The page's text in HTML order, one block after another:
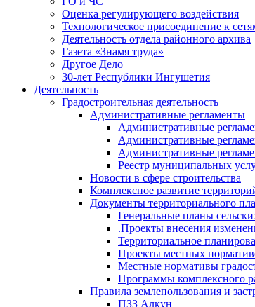
Оценка регулирующего воздействия
Технологическое присоединение к
Деятельность отдела районного архива
Газета «Знамя труда»
Другое Дело
30-лет Республики Ингушетия
Деятельность
Градостроительная деятельность
Административные регламенты
Административные
Административные
Административные
Реестр муниципальных
Новости в сфере строительства
Комплексное развитие
Документы территориального
Генеральные планы
.Проекты внесения
Территориальное
Проекты местных
Местные нормативы
Программы комплексного
Правила землепользования и
ПЗЗ Алкун